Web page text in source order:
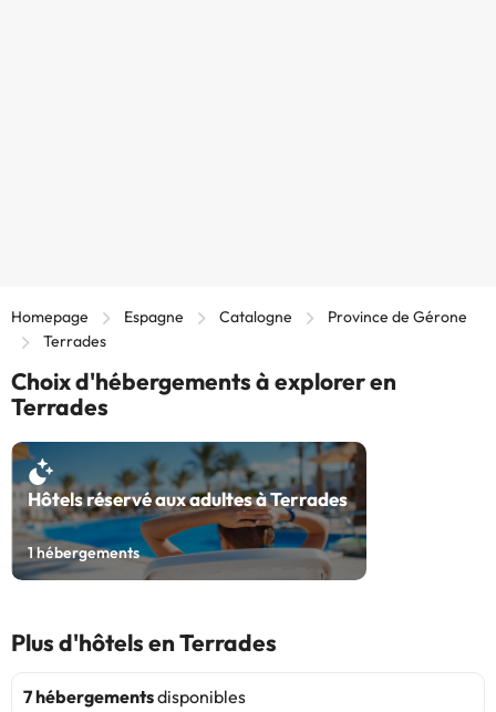
Homepage Espagne Catalogne
Province de Gérone
Terrades
Choix d'hébergements à explorer en
Terrades
Hôtels réservé aux adultes à Terrades
1hébergements
Plus d'hôtels en Terrades
7 hébergementsdisponibles